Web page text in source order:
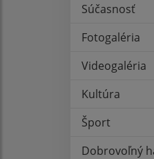
Súčasnosť
Fotogaléria
Videogaléria
Kultúra
Šport
Dobrovoľný